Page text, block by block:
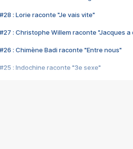
#28 : Lorie raconte "Je vais vite"
#27 : Christophe Willem raconte "Jacques a
#26 : Chimène Badi raconte "Entre nous"
#25 : Indochine raconte "3e sexe"